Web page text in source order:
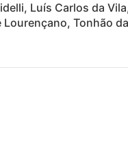
Luís Carlos da
Tonhão da